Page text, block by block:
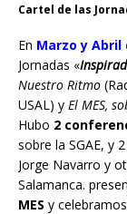
Cartel de las
En Marzo y Abril
Jornadas «
Nuestro Ritmo
USAL) y El MES,
Hubo 2
sobre la SGAE, y
Jorge Navarro y
Salamanca.
MES y